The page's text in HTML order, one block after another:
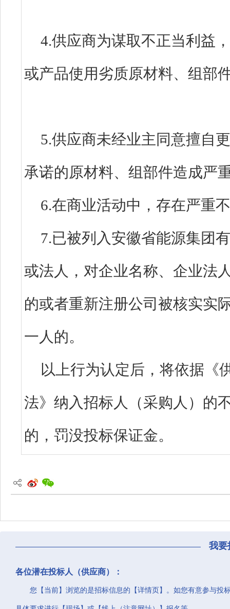
4.供应商为谋取不正当利益
或产品使用劣质原材料、组
5.供应商未经业主同意擅自
承诺的原材料、组部件造
6.在商业活动中，存在
7.已被列入安徽省能源集团
或法人，对企业名称、企业法
的或者重新注册公司被核实实
一人的。
以上行为认定后，将依据《
法》纳入招标人（采购人）的
的，罚没投标保证金。
我要
各位潜在投标人（供应商）：
您【当前】浏览的是招标信息的【详情页】。如您有意参与投